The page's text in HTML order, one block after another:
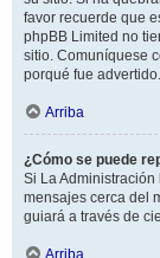
favor recuerde que
phpBB Limited no
sitio. Comuníquese
porqué fue advertido.
Arriba
¿Cómo se puede
Si La
mensajes cerca del
guiará a través de
Arriba